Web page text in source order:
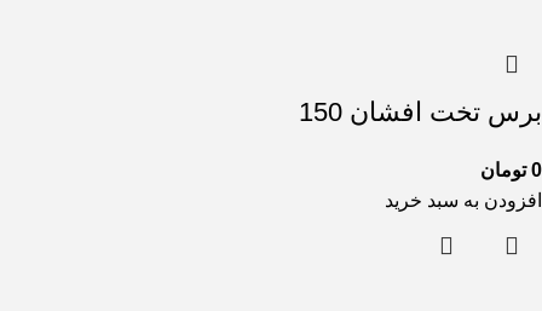
برس تخت افشان 150
0 تومان
افزودن به سبد خرید